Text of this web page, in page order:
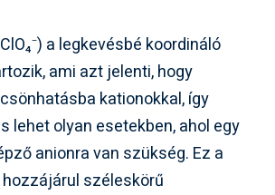
a legkevésbé koordináló
ami azt jelenti, hogy
kationokkal, így
lehet olyan esetekben, ahol egy
anionra van szükség. Ez a
széleskörű